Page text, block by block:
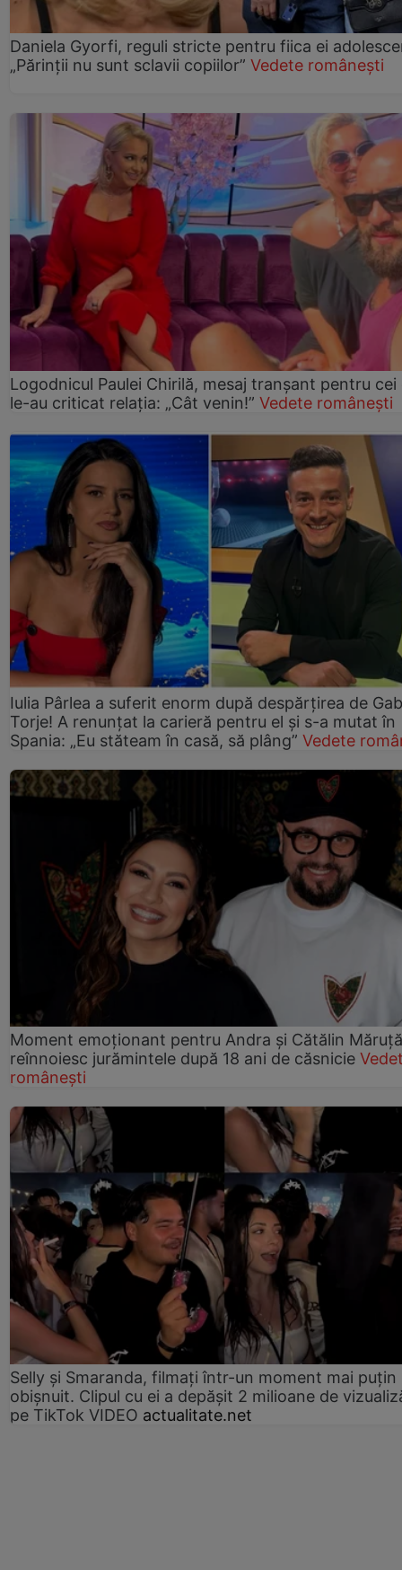
Daniela Gyorfi, reguli stricte pentru fiica ei
„Părinții nu sunt sclavii copiilor” Vedete românești
Logodnicul Paulei Chirilă, mesaj tranșant pentru cei
le-au criticat relația: „Cât venin!” Vedete românești
Iulia Pârlea a suferit enorm după despărțirea de
Torje! A renunțat la carieră pentru el și s-a mutat în
Spania: „Eu stăteam în casă, să plâng” Vedete
Moment emoționant pentru Andra și Cătălin
reînnoiesc jurămintele după 18 ani de căsnicie
românești
Selly și Smaranda, filmați într-un moment mai puțin
obișnuit. Clipul cu ei a depășit 2 milioane de
pe TikTok VIDEO actualitate.net